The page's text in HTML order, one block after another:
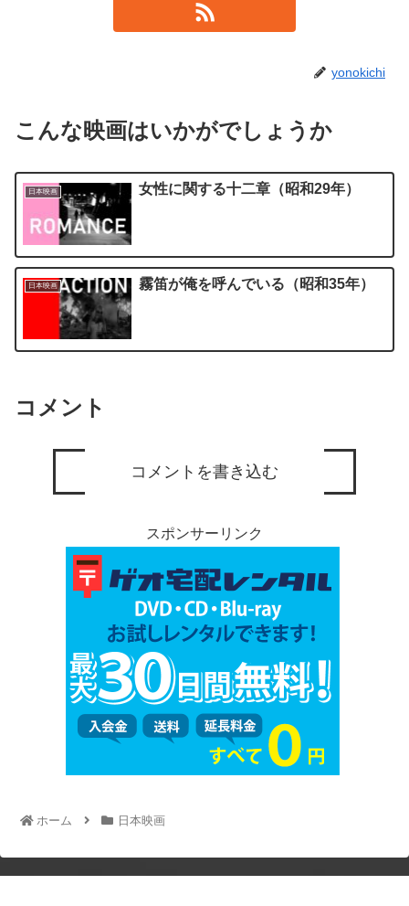
yonokichi
こんな映画はいかがでしょうか
日本映画 女性に関する十二章（昭和29年）
日本映画 霧笛が俺を呼んでいる（昭和35年）
コメント
コメントを書き込む
スポンサーリンク
ホーム 日本映画